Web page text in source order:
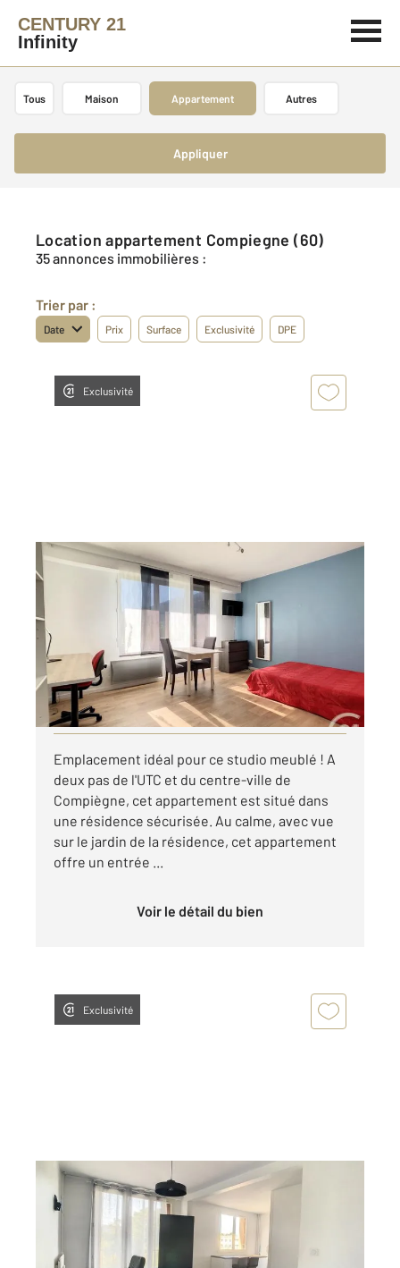
CENTURY 21
Infinity
Tous Maison Appartement Autres
Appliquer
Location appartement Compiegne (60)
35 annonces immobilières :
Trier par :
Date Prix Surface Exclusivité DPE
Exclusivité
COMPIEGNE 60
, 1 pièce
Appartement F1 à louer
535 €
par mois charges comprises
Visiter le site dédié
Emplacement idéal pour ce studio meublé ! A
deux pas de l'UTC et du centre-ville de
Compiègne, cet appartement est situé dans
une résidence sécurisée. Au calme, avec vue
sur le jardin de la résidence, cet appartement
offre un entrée ...
Voir le détail du bien
Exclusivité
COMPIEGNE 60
26,92 m
, 1 pièce
Ref : 18254
Appartement F1 à louer